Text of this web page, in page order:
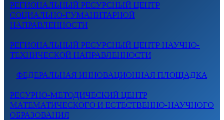
РЕГИОНАЛЬНЫЙ РЕСУРСНЫЙ ЦЕНТР
СОЦИАЛЬНО-ГУМАНИТАРНОЙ
НАПРАВЛЕННОСТИ
РЕГИОНАЛЬНЫЙ РЕСУРСНЫЙ ЦЕНТР НАУЧНО-
ТЕХНИЧЕСКОЙ НАПРАВЛЕННОСТИ
ФЕДЕРАЛЬНАЯ ИННОВАЦИОННАЯ ПЛОЩАДКА
РЕСУРНО-МЕТОДИЧЕСКИЙ ЦЕНТР
МАТЕМАТИЧЕСКОГО И ЕСТЕСТВЕННО-НАУЧНОГО
ОБРАЗОВАНИЯ